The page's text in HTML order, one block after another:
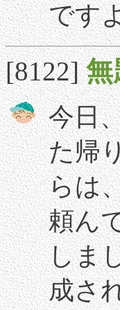
です
[8122]無
今日
た帰
らは
頼ん
しま
成さ